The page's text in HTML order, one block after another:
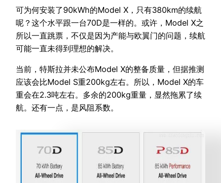
可为何安装了90kWh的Model X，只有380km的续航
呢？这个水平跟一台70D是一样的。或许，Model X之
所以一直跳票，不仅是因为产能与欧翼门的问题，续航
可能一直未得到理想的解决。
当前，特斯拉并未公布Model X的整备质量，但据推测
应该会比Model S重200kg左右。所以，Model X的车
重会在2.3吨左右。多余的200kg重量，显然拖累了续
航。还有一点，是风阻系数。